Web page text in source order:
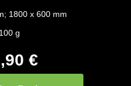
1800 x 600 mm
g
€